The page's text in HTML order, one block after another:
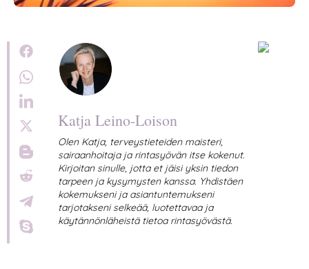
Katja Leino-Loison
Olen Katja, terveystieteiden maisteri,
sairaanhoitaja ja rintasyövän itse kokenut.
Kirjoitan sinulle, jotta et jäisi yksin tiedon
tarpeen ja kysymysten kanssa. Yhdistäen
kokemukseni ja asiantuntemukseni
tarjotakseni selkeää, luotettavaa ja
käytännönläheistä tietoa rintasyövästä.